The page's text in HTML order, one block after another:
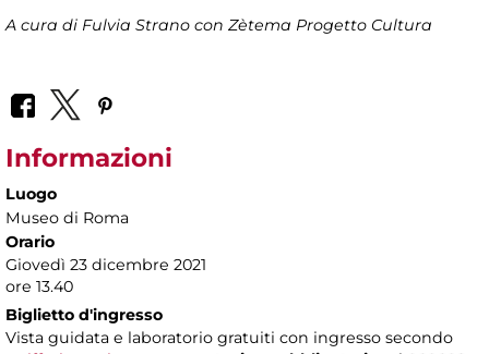
A cura di Fulvia Strano con Zètema Progetto Cultura
Informazioni
Luogo
Museo di Roma
Orario
Giovedì 23 dicembre 2021
ore 13.40
Biglietto d'ingresso
Vista guidata e laboratorio gratuiti con ingresso secondo